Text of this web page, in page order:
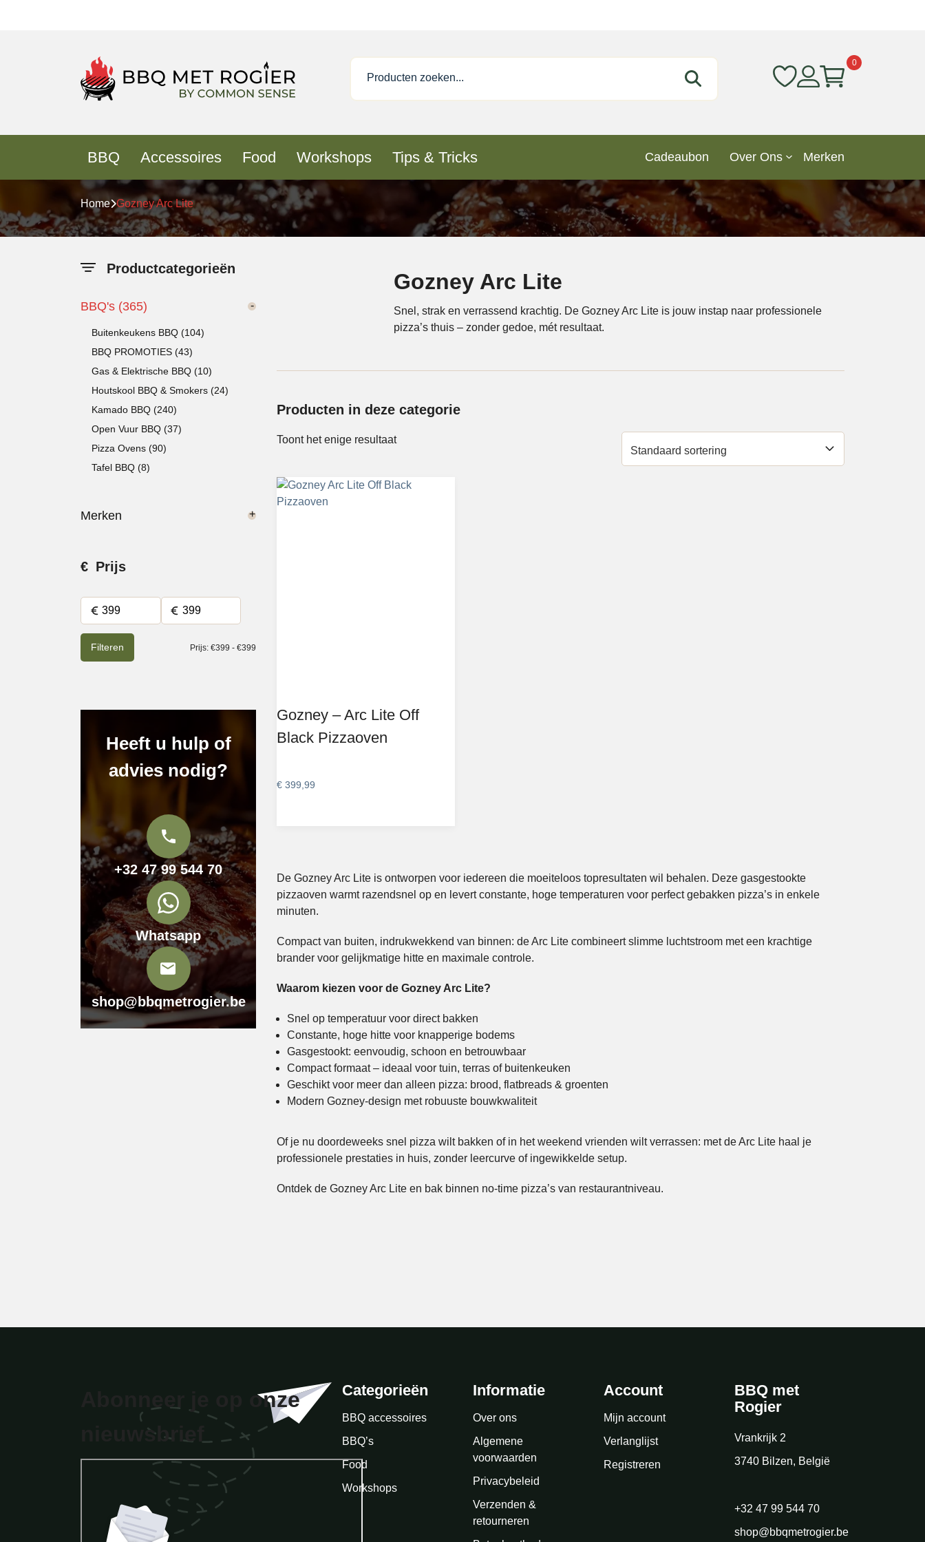
0
BBQ Accessoires Food Workshops Tips & Tricks Cadeaubon Over Ons Merken
Home Gozney Arc Lite
Productcategorieën
BBQ's (365)
Buitenkeukens BBQ (104)
BBQ PROMOTIES (43)
Gas & Elektrische BBQ (10)
Houtskool BBQ & Smokers (24)
Kamado BBQ (240)
Open Vuur BBQ (37)
Pizza Ovens (90)
Tafel BBQ (8)
Merken
Prijs
Filteren Prijs: €399 - €399
Heeft u hulp of
advies nodig?
+32 47 99 544 70
Whatsapp
shop@bbqmetrogier.be
Gozney Arc Lite
Snel, strak en verrassend krachtig. De Gozney Arc Lite is jouw instap naar professionele
pizza’s thuis – zonder gedoe, mét resultaat.
Producten in deze categorie
Toont het enige resultaat
Gozney – Arc Lite Off
Black Pizzaoven
€ 399,99
De Gozney Arc Lite is ontworpen voor iedereen die moeiteloos topresultaten wil behalen. Deze gasgestookte
pizzaoven warmt razendsnel op en levert constante, hoge temperaturen voor perfect gebakken pizza’s in enkele
minuten.
Compact van buiten, indrukwekkend van binnen: de Arc Lite combineert slimme luchtstroom met een krachtige
brander voor gelijkmatige hitte en maximale controle.
Waarom kiezen voor de Gozney Arc Lite?
Snel op temperatuur voor direct bakken
Constante, hoge hitte voor knapperige bodems
Gasgestookt: eenvoudig, schoon en betrouwbaar
Compact formaat – ideaal voor tuin, terras of buitenkeuken
Geschikt voor meer dan alleen pizza: brood, flatbreads & groenten
Modern Gozney-design met robuuste bouwkwaliteit
Of je nu doordeweeks snel pizza wilt bakken of in het weekend vrienden wilt verrassen: met de Arc Lite haal je
professionele prestaties in huis, zonder leercurve of ingewikkelde setup.
Ontdek de Gozney Arc Lite en bak binnen no-time pizza’s van restaurantniveau.
Abonneer je op onze
nieuwsbrief
Categorieën
BBQ accessoires
BBQ’s
Food
Workshops
Informatie
Over ons
Algemene
voorwaarden
Privacybeleid
Verzenden &
retourneren
Account
Mijn account
Verlanglijst
Registreren
BBQ met
Rogier
Vrankrijk 2
3740 Bilzen, België
+32 47 99 544 70
shop@bbqmetrogier.be